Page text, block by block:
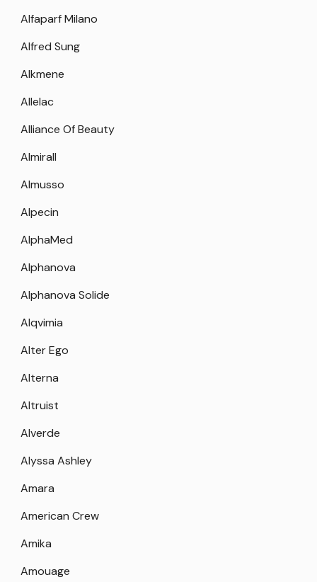
Alfaparf Milano
Alfred Sung
Alkmene
Allelac
Alliance Of Beauty
Almirall
Almusso
Alpecin
AlphaMed
Alphanova
Alphanova Solide
Alqvimia
Alter Ego
Alterna
Altruist
Alverde
Alyssa Ashley
Amara
American Crew
Amika
Amouage